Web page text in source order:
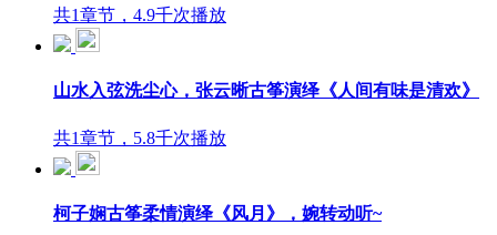
共1章节，4.9千次播放
山水入弦洗尘心，张云晰古筝演绎《人间有味是清欢》
共1章节，5.8千次播放
柯子娴古筝柔情演绎《风月》，婉转动听~